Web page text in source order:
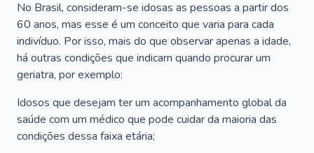
No Brasil, consideram-se idosas as pessoas a partir dos
60 anos, mas esse é um conceito que varia para cada
indivíduo. Por isso, mais do que observar apenas a idade,
há outras condições que indicam quando procurar um
geriatra, por exemplo:
Idosos que desejam ter um acompanhamento global da
saúde com um médico que pode cuidar da maioria das
condições dessa faixa etária;